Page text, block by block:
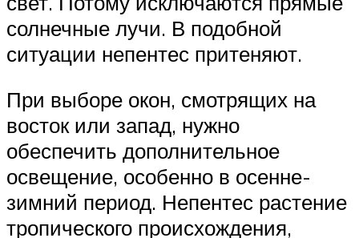
солнечные лучи. В подобной
ситуации непентес притеняют.
При выборе окон, смотрящих на
восток или запад, нужно
обеспечить дополнительное
освещение, особенно в осенне-
зимний период. Непентес растение
тропического происхождения,